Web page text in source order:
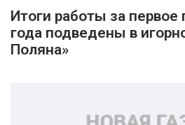
Итоги работы за первое
года подведены в
Поляна»